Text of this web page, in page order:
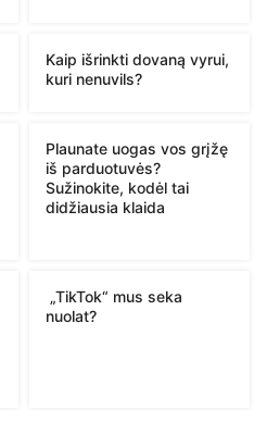
Kaip išrinkti dovaną vyrui,
kuri nenuvils?
Plaunate uogas vos grįžę
iš parduotuvės?
Sužinokite, kodėl tai
didžiausia klaida
„TikTok“ mus seka
nuolat?